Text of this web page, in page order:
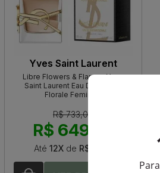
Yves Saint Laurent
Libre Flowers & Flames Yves
Saint Laurent Eau De Parfum
Florale Feminino
R$ 733,00
R$ 649,80
Até 12Xde R$ 54,15